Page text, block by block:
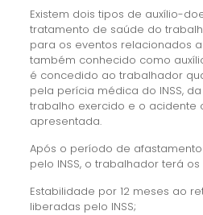
Existem dois tipos de auxílio-
tratamento de saúde do
para os eventos relacionados
também conhecido como
é concedido ao trabalhador
pela perícia médica do INSS,
trabalho exercido e o acidente
apresentada.
Após o período de
pelo INSS, o trabalhador terá
Estabilidade por 12 meses ao
liberadas pelo INSS;